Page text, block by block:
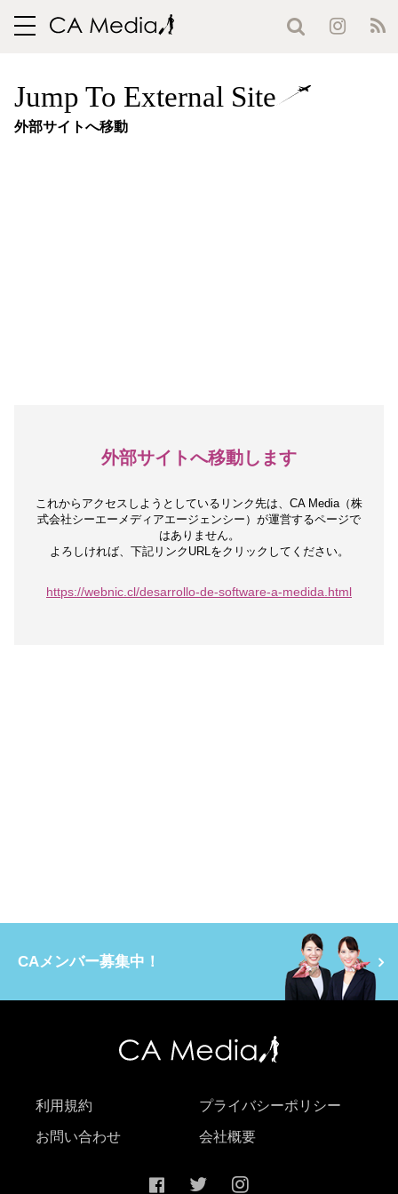
toggle
Jump To External Site
外部サイトへ移動
外部サイトへ移動します
これからアクセスしようとしているリンク先は、 CA Media（株
式会社シーエーメディアエージェンシー）が運営するページで
はありません。
よろしければ、下記リンクURLをクリックしてください。
https://webnic.cl/desarrollo-de-software-a-medida.html
CAメンバー募集中！
利用規約 プライバシーポリシー
お問い合わせ 会社概要